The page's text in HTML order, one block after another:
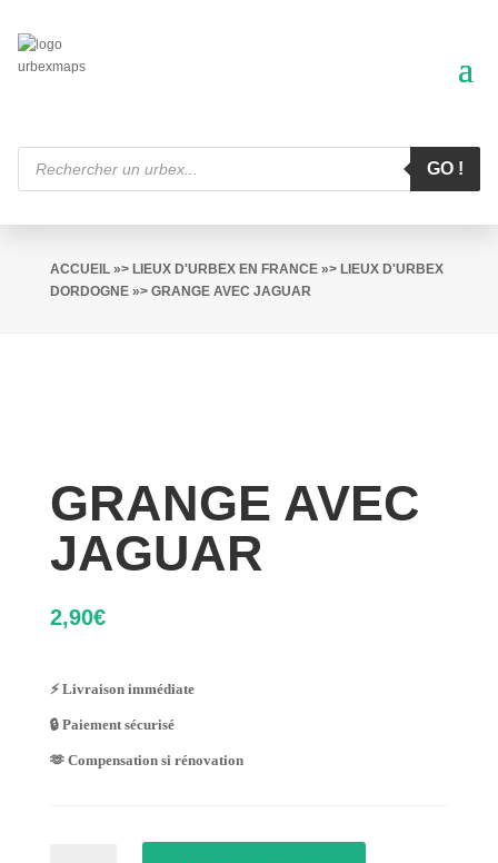
Recherche
produits
GO !
ACCUEIL»> LIEUX D'URBEX EN FRANCE»> LIEUX D'URBEX
DORDOGNE»> GRANGE AVEC JAGUAR
GRANGE AVEC
JAGUAR
2,90€
⚡ Livraison immédiate
🔒 Paiement sécurisé
🫶 Compensation si rénovation